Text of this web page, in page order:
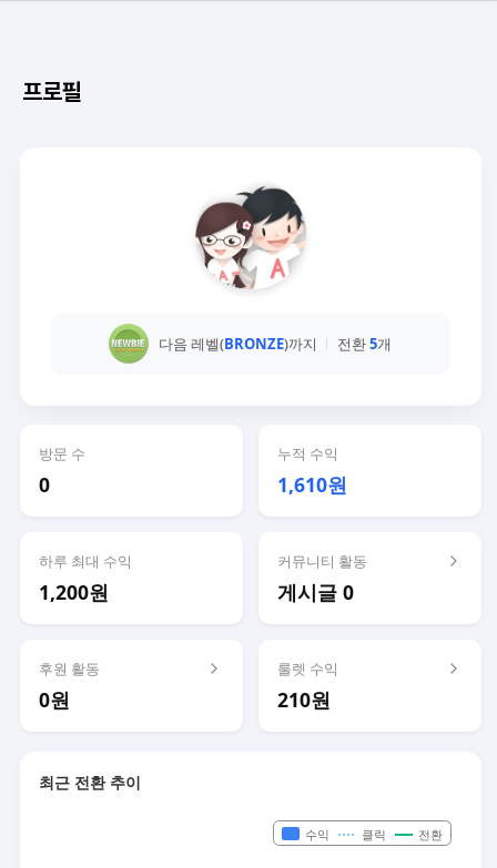
프로필
다음 레벨(BRONZE)까지 전환5개
방문 수
0
누적 수익
1,610원
하루 최대 수익
1,200원
커뮤니티 활동
게시글 0
후원 활동
0원
룰렛 수익
210원
최근 전환 추이